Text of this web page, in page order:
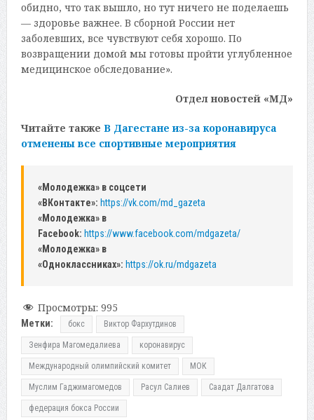
обидно, что так вышло, но тут ничего не поделаешь
— здоровье важнее. В сборной России нет
заболевших, все чувствуют себя хорошо. По
возвращении домой мы готовы пройти углубленное
медицинское обследование».
Отдел новостей «МД»
Читайте также В Дагестане из-за коронавируса
отменены все спортивные мероприятия
«Молодежка» в соцсети
«ВКонтакте»: https://vk.com/md_gazeta
«Молодежка» в
Facebook: https://www.facebook.com/mdgazeta/
«Молодежка» в
«Одноклассниках»: https://ok.ru/mdgazeta
Просмотры: 995
Метки: бокс Виктор Фархутдинов
Зенфира Магомедалиева коронавирус
Международный олимпийский комитет МОК
Муслим Гаджимагомедов Расул Салиев Саадат Далгатова
федерация бокса России